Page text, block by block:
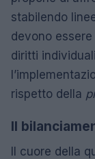
stabilendo
devono
diritti
rispetto della
Il
Il cuore della